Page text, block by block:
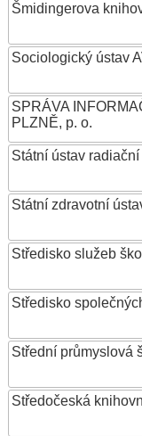
Šmidingerova
Sociologický ústav
SPRÁVA
PLZNĚ, p. o.
Státní ústav radiační
Státní zdravotní
Středisko služeb
Středisko
Střední průmyslová
Středočeská